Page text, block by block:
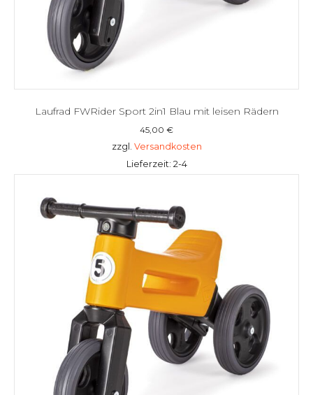
Laufrad FWRider Sport 2in1 Blau mit leisen Rädern
45,00 €
zzgl. Versandkosten
Lieferzeit: 2-4